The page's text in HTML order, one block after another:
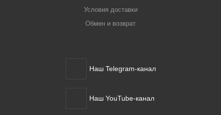
Условия доставки
Обмен и возврат
Наш Telegram-канал
Наш YouTube-канал